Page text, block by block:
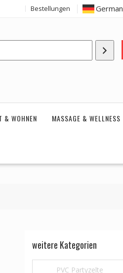
Bestellungen German
& WOHNEN MASSAGE & WELLNESS
weitere Kategorien
PVC Partyzelte